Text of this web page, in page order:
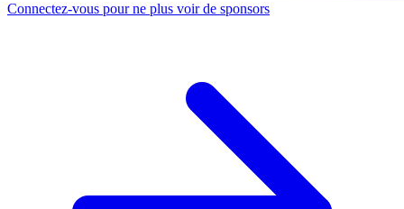
Connectez-vous pour ne plus voir de sponsors